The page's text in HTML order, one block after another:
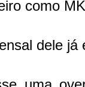
como
dele já